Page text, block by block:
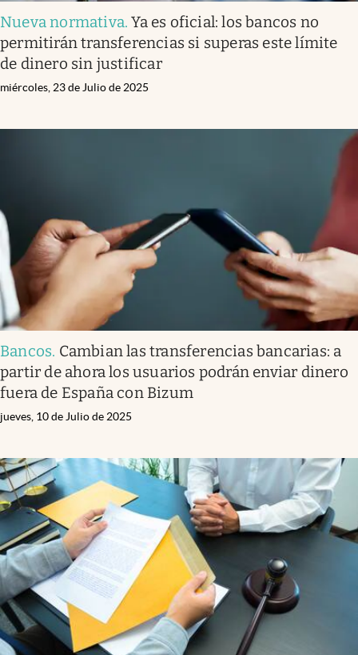
Nueva normativa.Ya es oficial: los bancos no
permitirán transferencias si superas este límite
de dinero sin justificar
miércoles, 23 de Julio de 2025
Bancos. Cambian las transferencias bancarias: a
partir de ahora los usuarios podrán enviar dinero
fuera de España con Bizum
jueves, 10 de Julio de 2025